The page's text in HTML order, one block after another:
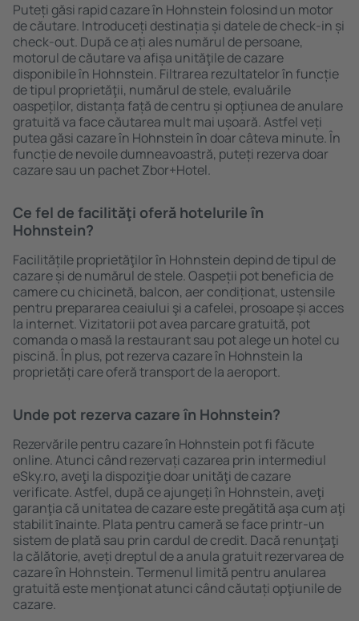
Puteți găsi rapid cazare în Hohnstein folosind un motor
de căutare. Introduceți destinația și datele de check-in și
check-out. După ce ați ales numărul de persoane,
motorul de căutare va afișa unităţile de cazare
disponibile în Hohnstein. Filtrarea rezultatelor în funcție
de tipul proprietăţii, numărul de stele, evaluările
oaspeților, distanța față de centru și opțiunea de anulare
gratuită va face căutarea mult mai ușoară. Astfel veți
putea găsi cazare în Hohnstein în doar câteva minute. În
funcție de nevoile dumneavoastră, puteți rezerva doar
cazare sau un pachet Zbor+Hotel.
Ce fel de facilităţi oferă hotelurile în
Hohnstein?
Facilitățile proprietăţilor în Hohnstein depind de tipul de
cazare și de numărul de stele. Oaspeții pot beneficia de
camere cu chicinetă, balcon, aer condiționat, ustensile
pentru prepararea ceaiului şi a cafelei, prosoape și acces
la internet. Vizitatorii pot avea parcare gratuită, pot
comanda o masă la restaurant sau pot alege un hotel cu
piscină. În plus, pot rezerva cazare în Hohnstein la
proprietăți care oferă transport de la aeroport.
Unde pot rezerva cazare în Hohnstein?
Rezervările pentru cazare în Hohnstein pot fi făcute
online. Atunci când rezervați cazarea prin intermediul
eSky.ro, aveţi la dispoziţie doar unităţi de cazare
verificate. Astfel, după ce ajungeți în Hohnstein, aveţi
garanţia că unitatea de cazare este pregătită aşa cum aţi
stabilit ȋnainte. Plata pentru cameră se face printr-un
sistem de plată sau prin cardul de credit. Dacă renunţaţi
la călătorie, aveți dreptul de a anula gratuit rezervarea de
cazare în Hohnstein. Termenul limită pentru anularea
gratuită este menţionat atunci când căutați opţiunile de
cazare.